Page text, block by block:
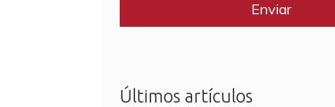
Últimos artículos